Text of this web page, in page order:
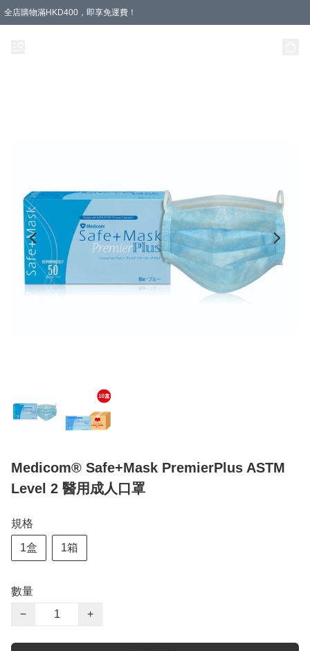
全店購物滿HKD400，即享免運費！
Medicom® Safe+Mask PremierPlus ASTM
Level 2 醫用成人口罩
規格
1盒 1箱
數量
−
+